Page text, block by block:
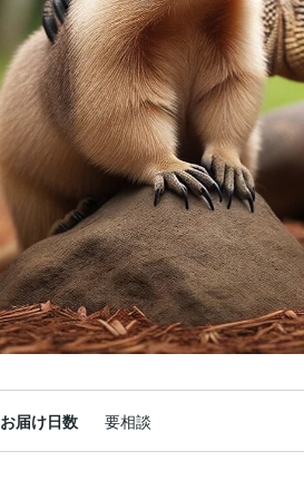
お届け日数 要相談